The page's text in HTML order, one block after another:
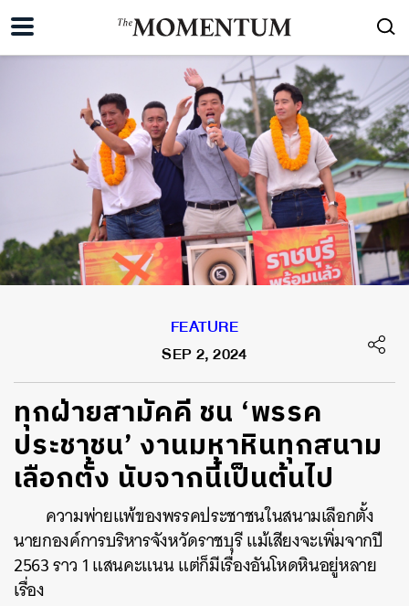
FEATURE
SEP 2, 2024
ทุกฝ่ายสามัคคี ชน ‘พรรค
ประชาชน’ งานมหาหินทุกสนาม
เลือกตั้ง นับจากนี้เป็นต้นไป
ความพ่ายแพ้ของพรรคประชาชนในสนามเลือกตั้ง
นายกองค์การบริหารจังหวัดราชบุรี แม้เสียงจะเพิ่มจากปี
2563 ราว 1 แสนคะแนน แต่ก็มีเรื่องอันโหดหินอยู่หลาย
เรื่อง